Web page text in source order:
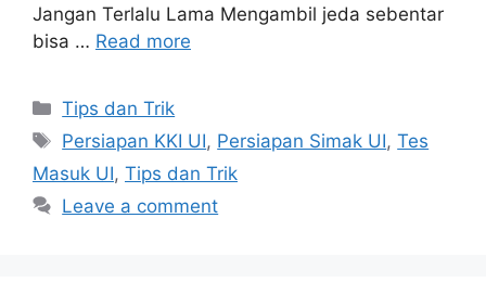
Jangan Terlalu Lama Mengambil jeda sebentar
bisa … Read more
Tips dan Trik
Persiapan KKI UI, Persiapan Simak UI,Tes
Masuk UI, Tips dan Trik
Leave a comment